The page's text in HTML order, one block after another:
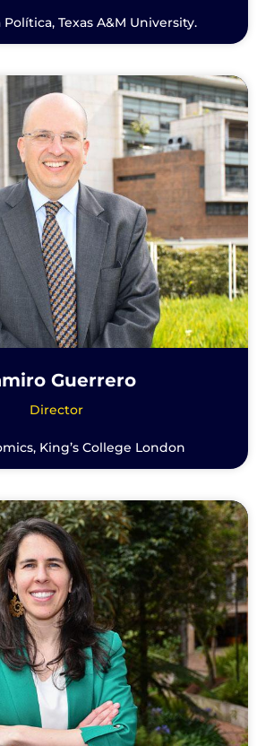
Política, Texas A&M University.
Guerrero
Director
King’s College London